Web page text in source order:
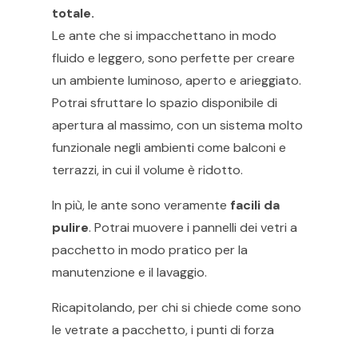
totale.
Le ante che si impacchettano in modo
fluido e leggero, sono perfette per creare
un ambiente luminoso, aperto e arieggiato.
Potrai sfruttare lo spazio disponibile di
apertura al massimo, con un sistema molto
funzionale negli ambienti come balconi e
terrazzi, in cui il volume è ridotto.
In più, le ante sono veramente facili da
pulire. Potrai muovere i pannelli dei vetri a
pacchetto in modo pratico per la
manutenzione e il lavaggio.
Ricapitolando, per chi si chiede come sono
le vetrate a pacchetto, i punti di forza